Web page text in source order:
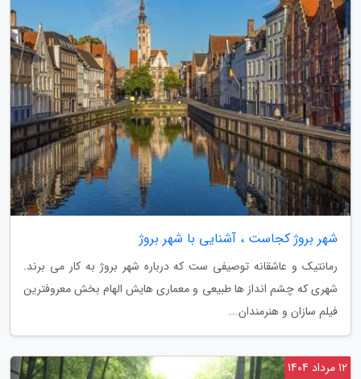
شهر بروژ کجاست ، آشنایی با شهر بروژ
رمانتیک و عاشقانه توصیفی ست که درباره شهر بروژ به کار می برند.
شهری که چشم انداز ها طبیعی و معماری هایش الهام بخش معروفترین
فیلم سازان و هنرمندان...
12 مرداد 1404